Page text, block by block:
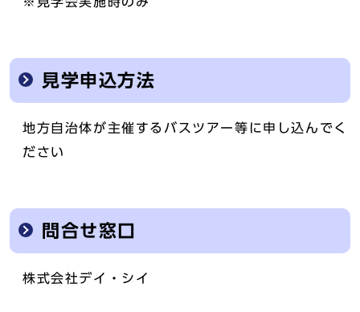
見学申込方法
地方自治体が主催するバスツアー等に申し込んでく
ださい
問合せ窓口
株式会社デイ・シイ